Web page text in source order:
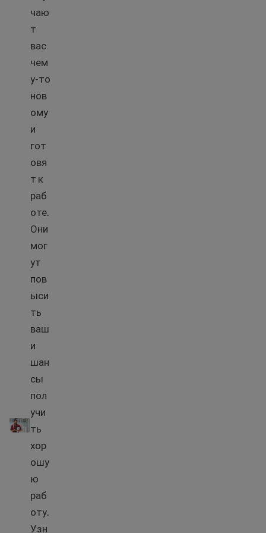
Программы профессиональной подготовки
чаю
т
вас
чем
у-то
нов
ому
и
гот
овя
т к
раб
оте.
Они
мог
ут
пов
ыси
ть
ваш
и
шан
сы
пол
учи
ть
хор
ошу
ю
раб
оту.
Узн